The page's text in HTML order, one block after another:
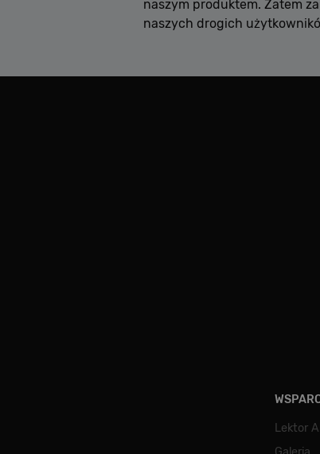
naszym produktem. Zatem
naszych drogich
Lektor AI